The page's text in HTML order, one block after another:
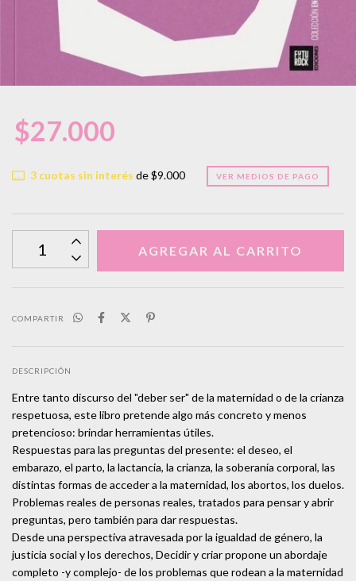
$27.000
3cuotas sin interés de$9.000 VER MEDIOS DE PAGO
COMPARTIR
DESCRIPCIÓN
Entre tanto discurso del "deber ser" de la maternidad o de la crianza
respetuosa, este libro pretende algo más concreto y menos
pretencioso: brindar herramientas útiles.
Respuestas para las preguntas del presente: el deseo, el
embarazo, el parto, la lactancia, la crianza, la soberanía corporal, las
distintas formas de acceder a la maternidad, los abortos, los duelos.
Problemas reales de personas reales, tratados para pensar y abrir
preguntas, pero también para dar respuestas.
Desde una perspectiva atravesada por la igualdad de género, la
justicia social y los derechos, Decidir y criar propone un abordaje
completo -y complejo- de los problemas que rodean a la maternidad